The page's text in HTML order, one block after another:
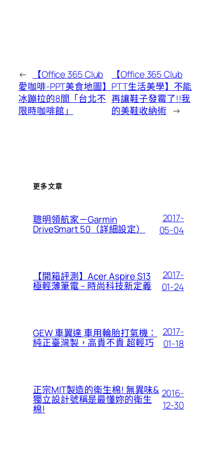
←
【Office 365 Club
愛咖啡-PPT美食地圖】
冰蹦拉的8間「台北不
限時咖啡館」
【Office 365 Club
PTT生活美學】不能
再讓鞋子發霉了!!我
的美鞋收納術 →
更多文章
聰明領航家－Garmin
DriveSmart 50（詳細設定）
2017-
05-04
【開箱評測】Acer Aspire S13
極輕薄筆電 – 時尚科技新定義
2017-
01-24
GEW 車翼達 車用輪胎打氣機：
純正臺灣製，高貴不貴 超輕巧
2017-
01-18
正宗MIT製造的衛生棉! 無異味&
獨立設計號稱是最懂妳的衛生
棉!
2016-
12-30